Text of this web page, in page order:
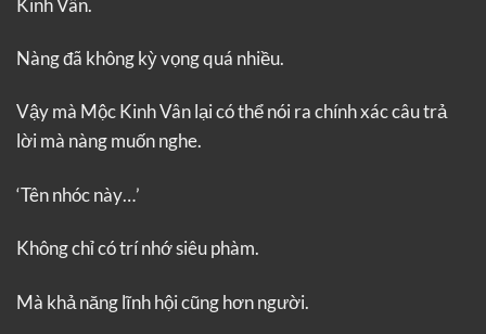
Nàng đã không kỳ vọng quá nhiều.
Vậy mà Mộc Kinh Vân lại có thể nói ra chính xác câu trả
lời mà nàng muốn nghe.
‘Tên nhóc này…’
Không chỉ có trí nhớ siêu phàm.
Mà khả năng lĩnh hội cũng hơn người.